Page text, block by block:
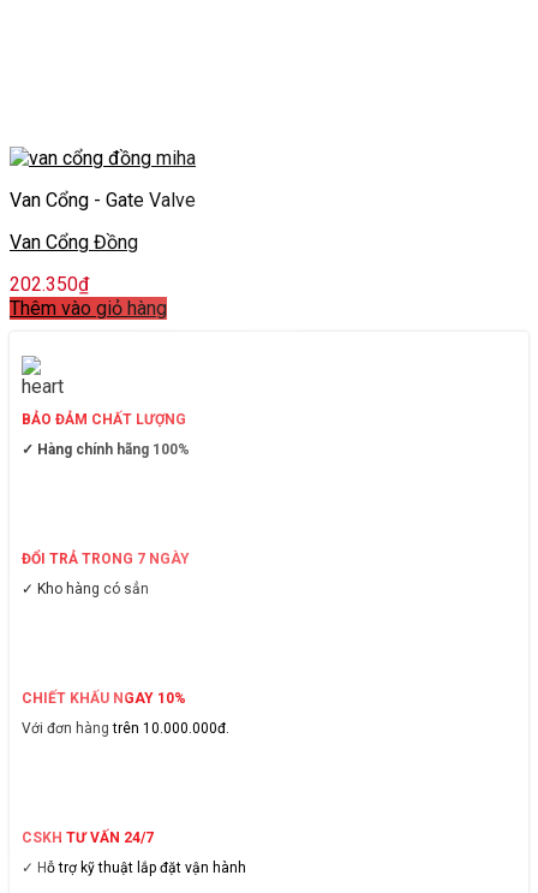
Van Cổng - Gate Valve
Van Cổng Đồng
202.350₫
Thêm vào giỏ hàng
BẢO ĐẢM CHẤT LƯỢNG
✓ Hàng chính hãng 100%
ĐỔI TRẢ TRONG 7 NGÀY
✓ Kho hàng có sẳn
CHIẾT KHẤU NGAY 10%
Với đơn hàng trên 10.000.000đ.
CSKH TƯ VẤN 24/7
✓ Hỗ trợ kỹ thuật lắp đặt vận hành